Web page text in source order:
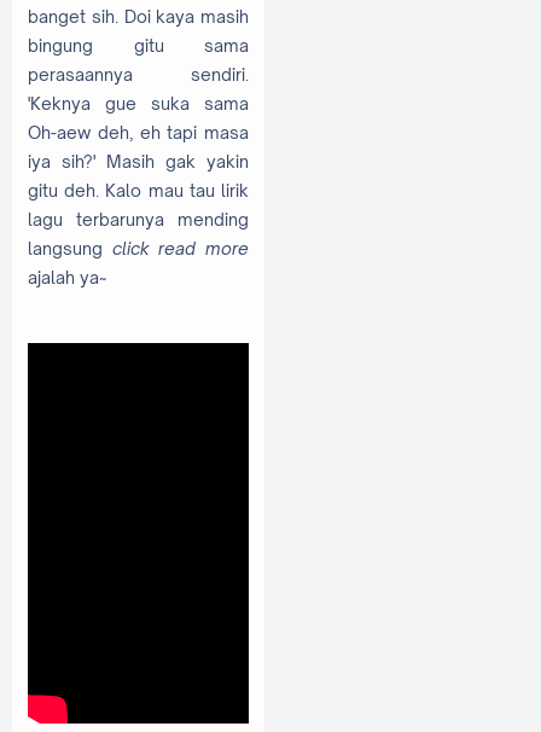
banget sih. Doi kaya masih
bingung gitu sama
perasaannya sendiri.
'Keknya gue suka sama
Oh-aew deh, eh tapi masa
iya sih?' Masih gak yakin
gitu deh. Kalo mau tau lirik
lagu terbarunya mending
langsung click read more
ajalah ya~